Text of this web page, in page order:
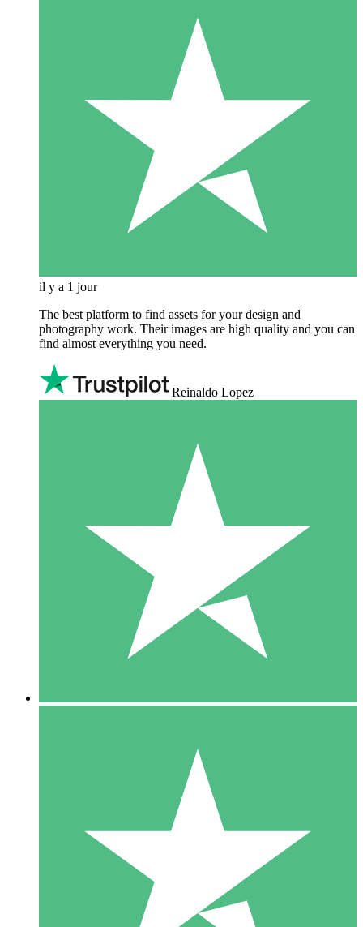
il y a 1 jour
The best platform to find assets for your design and
photography work. Their images are high quality and you can
find almost everything you need.
Reinaldo Lopez